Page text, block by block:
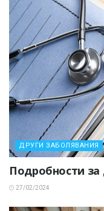
ДРУГИ ЗАБОЛЯВАНИЯ
Подробности за
27/02/2024